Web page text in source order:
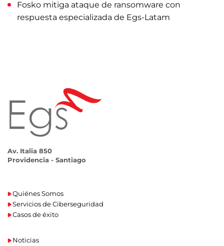
Fosko mitiga ataque de ransomware con
respuesta especializada de Egs-Latam
Av. Italia 850
Providencia - Santiago
Quiénes Somos
Servicios de Ciberseguridad
Casos de éxito
Noticias